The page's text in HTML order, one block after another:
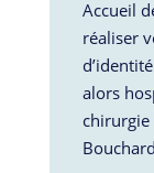
Accueil
réaliser
alors